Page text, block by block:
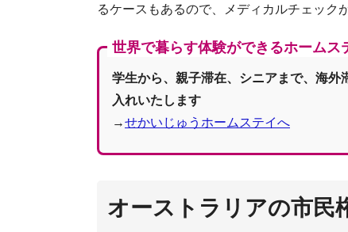
るケースもあるので、メディカルチェック
世界で暮らす体験ができるホームス
学生から、親子滞在、シニアまで、海
入れいたします
→せかいじゅうホームステイへ
オーストラリアの市民